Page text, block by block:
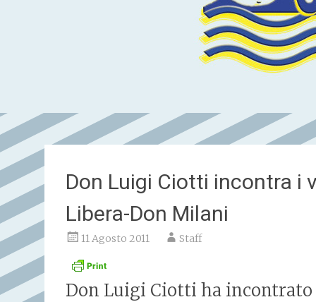
Don Luigi Ciotti incontra i
Libera-Don Milani
11 Agosto 2011 Staff
Don Luigi Ciotti ha